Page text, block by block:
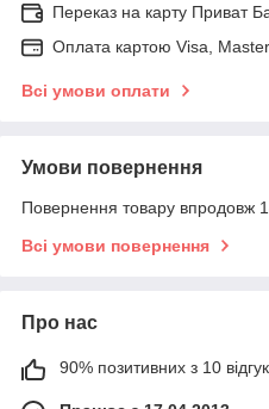
Переказ на карту Приват
Оплата картою Visa,
Всі умови оплати
Умови повернення
Повернення товару впродовж
Всі умови повернення
Про нас
90% позитивних з 10